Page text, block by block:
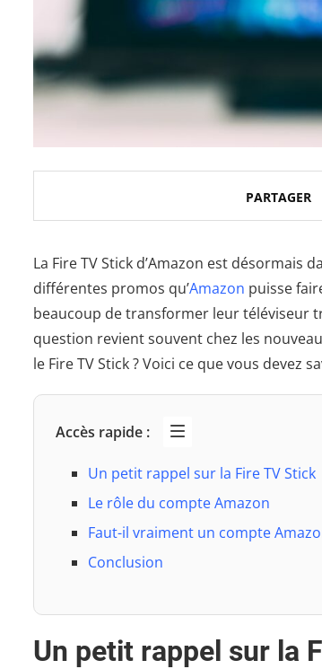
PARTAGER
La Fire TV Stick d’Amazon est
différentes promos qu’Amazon puisse
beaucoup de transformer leur téléviseur
question revient souvent chez les
le Fire TV Stick ? Voici ce que vous devez
Accès rapide :
Un petit rappel sur la Fire TV Stick
Le rôle du compte Amazon
Faut-il vraiment un compte
Conclusion
Un petit rappel sur la